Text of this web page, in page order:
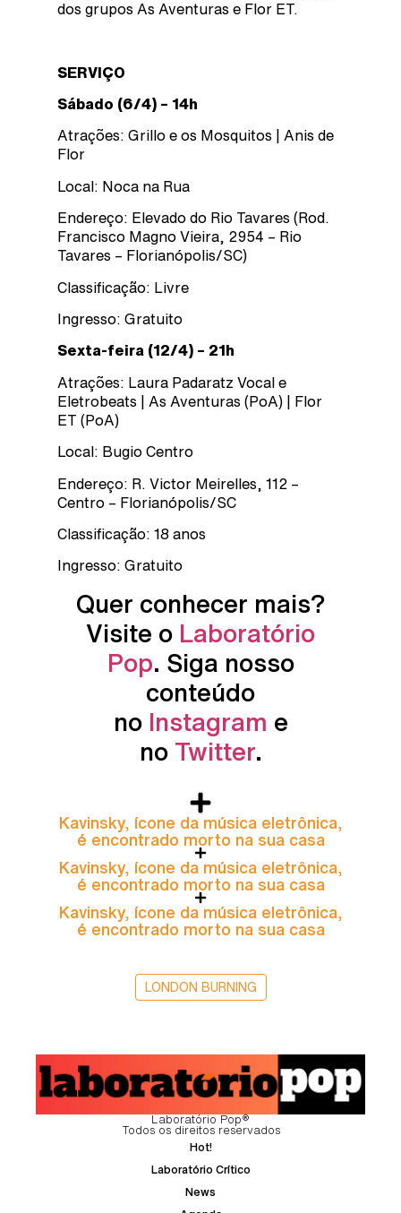
dos grupos As Aventuras e Flor ET.
SERVIÇO
Sábado (6/4) – 14h
Atrações: Grillo e os Mosquitos | Anis de
Flor
Local: Noca na Rua
Endereço: Elevado do Rio Tavares (Rod.
Francisco Magno Vieira, 2954 – Rio
Tavares – Florianópolis/SC)
Classificação: Livre
Ingresso: Gratuito
Sexta-feira (12/4) – 21h
Atrações: Laura Padaratz Vocal e
Eletrobeats | As Aventuras (PoA) | Flor
ET (PoA)
Local: Bugio Centro
Endereço: R. Victor Meirelles, 112 –
Centro – Florianópolis/SC
Classificação: 18 anos
Ingresso: Gratuito
Quer conhecer mais?
Visite o Laboratório
Pop. Siga nosso
conteúdo
no Instagram e
no Twitter.
Kavinsky, ícone da música eletrônica,
é encontrado morto na sua casa
Kavinsky, ícone da música eletrônica,
é encontrado morto na sua casa
Kavinsky, ícone da música eletrônica,
é encontrado morto na sua casa
LONDON BURNING
Laboratório Pop®
Todos os direitos reservados
Hot!
Laboratório Crítico
News